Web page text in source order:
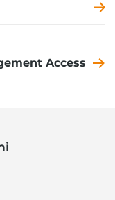
Access